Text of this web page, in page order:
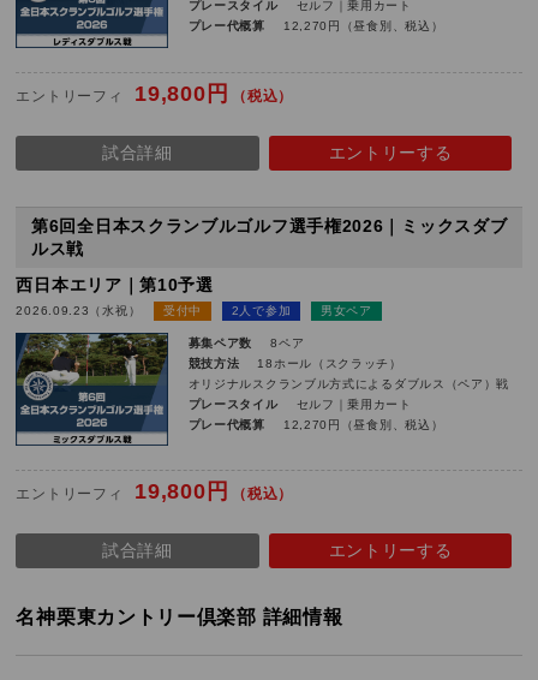
プレースタイル
セルフ｜乗用カート
プレー代概算
12,270円（昼食別、税込）
エントリーフィ 19,800円 （税込）
試合詳細 エントリーする
第6回全日本スクランブルゴルフ選手権2026｜ミックスダブ
ルス戦
西日本エリア｜第10予選
2026.09.23（水祝） 受付中 2人で参加 男女ペア
募集ペア数
8ペア
競技方法
18ホール（スクラッチ）
オリジナルスクランブル方式によるダブルス（ペア）戦
プレースタイル
セルフ｜乗用カート
プレー代概算
12,270円（昼食別、税込）
エントリーフィ 19,800円 （税込）
試合詳細 エントリーする
名神栗東カントリー倶楽部 詳細情報